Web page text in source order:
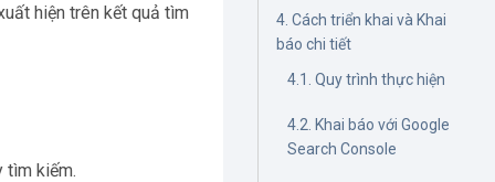
hiện trên kết quả tìm
tìm kiếm.
4. Cách triển khai và Khai
báo chi tiết
4.1. Quy trình thực hiện
4.2. Khai báo với Google
Search Console